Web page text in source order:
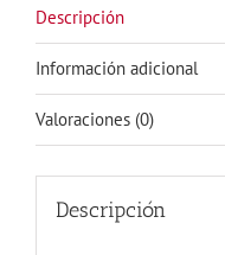
DE
5
CONTROLES
cantidad
Descripción
Información adicional
Valoraciones (0)
Descripción